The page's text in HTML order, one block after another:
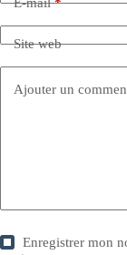
Site web
Ajouter un
Enregistrer mon